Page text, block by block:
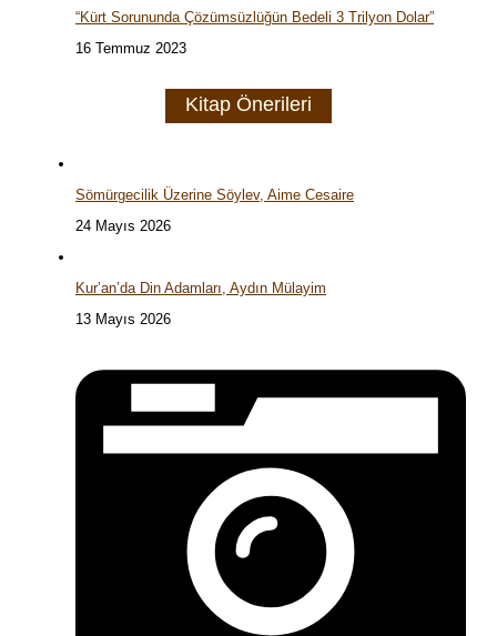
“Kürt Sorununda Çözümsüzlüğün Bedeli 3 Trilyon Dolar”
16 Temmuz 2023
Kitap Önerileri
Sömürgecilik Üzerine Söylev, Aime Cesaire
24 Mayıs 2026
Kur’an’da Din Adamları, Aydın Mülayim
13 Mayıs 2026